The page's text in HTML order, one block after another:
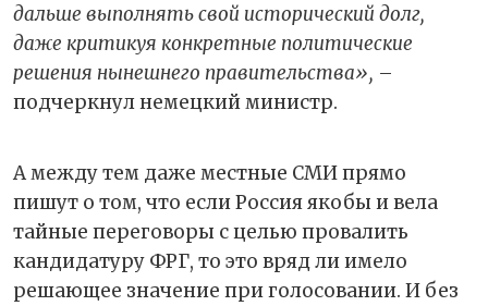
дальше выполнять свой исторический долг,
даже критикуя конкретные политические
решения нынешнего правительства», –
подчеркнул немецкий министр.
А между тем даже местные СМИ прямо
пишут о том, что если Россия якобы и вела
тайные переговоры с целью провалить
кандидатуру ФРГ, то это вряд ли имело
решающее значение при голосовании. И без